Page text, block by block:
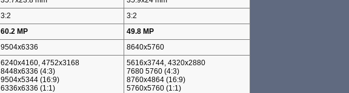
3:2
3:2
60.2 MP
49.8 MP
9504x6336
8640x5760
6240x4160, 4752x3168
8448x6336 (4:3)
9504x5344 (16:9)
6336x6336 (1:1)
5616x3744, 4320x2880
7680 5760 (4:3)
8760x4864 (16:9)
5760x5760 (1:1)